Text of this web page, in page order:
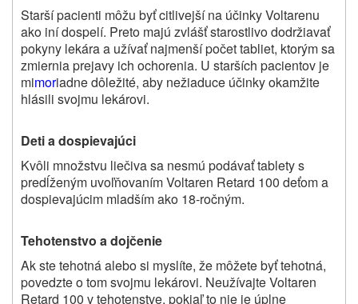
Starší pacienti môžu byť citlivejší na účinky Voltarenu
ako iní dospelí. Preto majú zvlášť starostlivo dodržiavať
pokyny lekára a užívať najmenší počet tabliet, ktorým sa
zmiernia prejavy ich ochorenia. U starších pacientov je
mimoriadne dôležité, aby nežiaduce účinky okamžite
hlásili svojmu lekárovi.
Deti a dospievajúci
Kvôli množstvu liečiva sa nesmú podávať tablety s
predĺženým uvoľňovaním Voltaren Retard 100 deťom a
dospievajúcim mladším ako 18-ročným.
Tehotenstvo a dojčenie
Ak ste tehotná alebo si myslíte, že môžete byť tehotná,
povedzte o tom svojmu lekárovi. Neužívajte Voltaren
Retard 100 v tehotenstve, pokiaľ to nie je úplne